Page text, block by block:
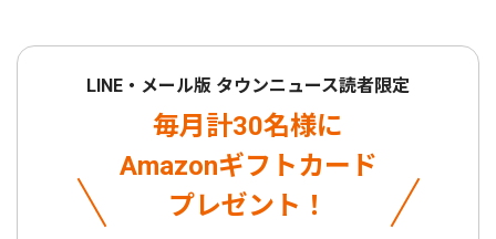
LINE・メール版 タウンニュース読者限定
毎月計30名様に
Amazonギフトカード
プレゼント！